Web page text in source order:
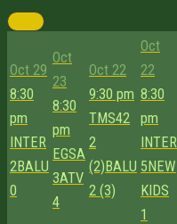
Oct 29
8:30
pm
INTER
2BALU
0
Oct
23
8:30
pm
EGSA
3ATV
4
Oct 22
9:30 pm
TMS42
2
(2)BALU
2 (3)
Oct
22
8:30
pm
INTER
5NEW
KIDS
1